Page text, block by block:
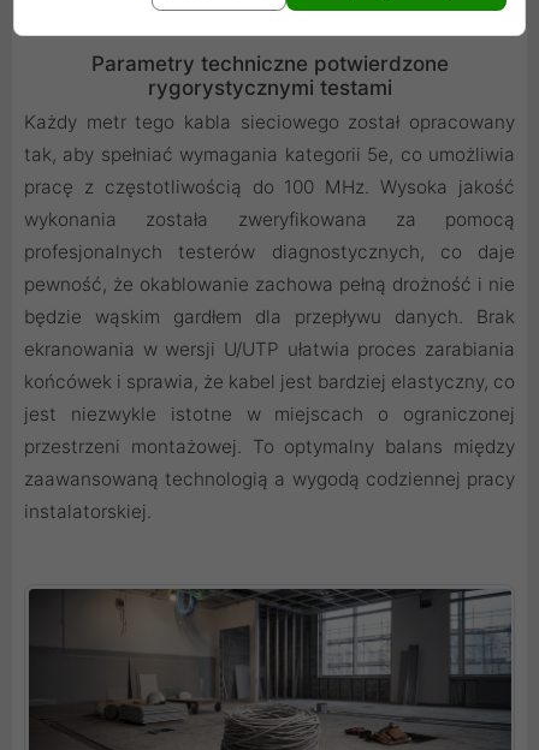
Parametry techniczne potwierdzone
rygorystycznymi testami
Każdy metr tego kabla sieciowego został opracowany
tak, aby spełniać wymagania kategorii 5e, co umożliwia
pracę z częstotliwością do 100 MHz. Wysoka jakość
wykonania została zweryfikowana za pomocą
profesjonalnych testerów diagnostycznych, co daje
pewność, że okablowanie zachowa pełną drożność i nie
będzie wąskim gardłem dla przepływu danych. Brak
ekranowania w wersji U/UTP ułatwia proces zarabiania
końcówek i sprawia, że kabel jest bardziej elastyczny, co
jest niezwykle istotne w miejscach o ograniczonej
przestrzeni montażowej. To optymalny balans między
zaawansowaną technologią a wygodą codziennej pracy
instalatorskiej.